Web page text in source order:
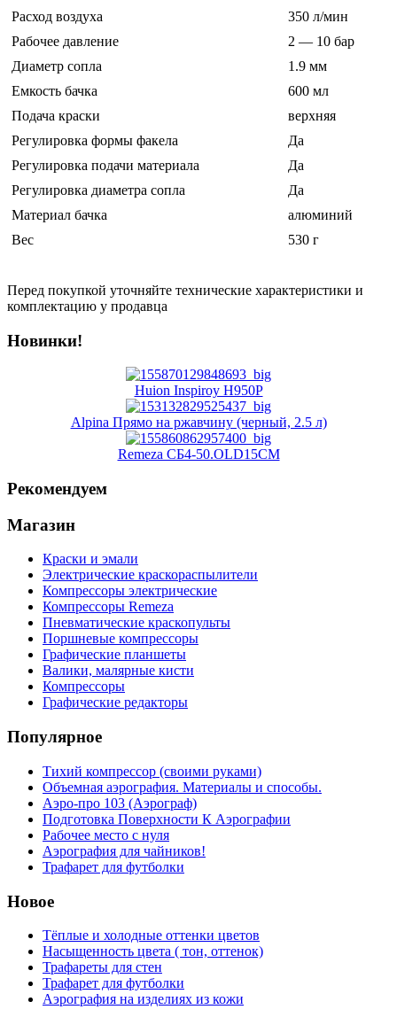
Расход воздуха
350 л/мин
Рабочее давление
2 — 10 бар
Диаметр сопла
1.9 мм
Емкость бачка
600 мл
Подача краски
верхняя
Регулировка формы факела
Да
Регулировка подачи материала
Да
Регулировка диаметра сопла
Да
Материал бачка
алюминий
Вес
530 г
Перед покупкой уточняйте технические характеристики и
комплектацию у продавца
Новинки!
Huion Inspiroy H950P
Alpina Прямо на ржавчину (черный, 2.5 л)
Remeza СБ4-50.OLD15СM
Рекомендуем
Магазин
Краски и эмали
Электрические краскораспылители
Компрессоры электрические
Компрессоры Remeza
Пневматические краскопульты
Поршневые компрессоры
Графические планшеты
Валики, малярные кисти
Компрессоры
Графические редакторы
Популярное
Тихий компрессор (своими руками)
Объемная аэрография. Материалы и способы.
Аэро-про 103 (Аэрограф)
Подготовка Поверхности К Аэрографии
Рабочее место с нуля
Аэрография для чайников!
Трафарет для футболки
Новое
Тёплые и холодные оттенки цветов
Насыщенность цвета ( тон, оттенок)
Трафареты для стен
Трафарет для футболки
Аэрография на изделиях из кожи